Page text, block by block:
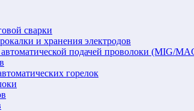
сварки
и хранения электродов
автоматической подачей проволоки (MIG/
горелок